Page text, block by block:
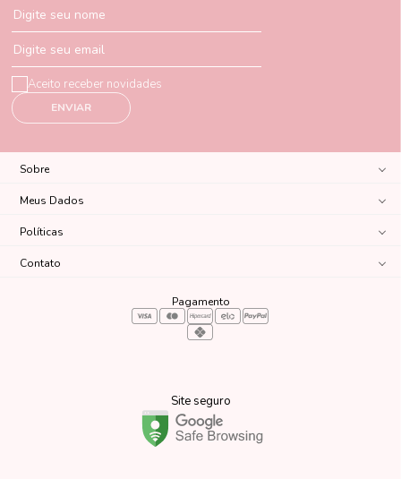
Digite seu nome
Digite seu email
ENVIAR
Aceito receber novidades
Sobre
Meus Dados
Políticas
Contato
Pagamento
Site seguro